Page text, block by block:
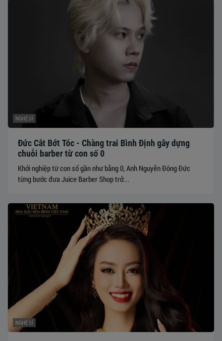
NGHỆ SĨ
Đức Cắt Bớt Tóc - Chàng trai Bình Định gây dựng
chuỗi barber từ con số 0
Khởi nghiệp từ con số gần như bằng 0, Anh Nguyễn Đông Đức
từng bước đưa Juice Barber Shop trở...
NGHỆ SĨ